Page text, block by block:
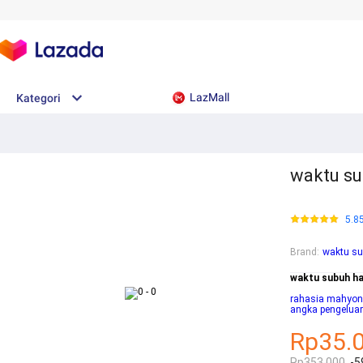
Kategori LazMall
waktu
Brand : waktu
waktu subuh
rahasia
angka